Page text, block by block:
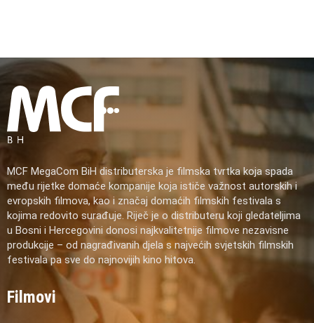
MCF MegaCom BiH distributerska je filmska tvrtka koja spada
među rijetke domaće kompanije koja ističe važnost autorskih i
evropskih filmova, kao i značaj domaćih filmskih festivala s
kojima redovito surađuje. Riječ je o distributeru koji gledateljima
u Bosni i Hercegovini donosi najkvalitetnije filmove nezavisne
produkcije – od nagrađivanih djela s najvećih svjetskih filmskih
festivala pa sve do najnovijih kino hitova.
Filmovi